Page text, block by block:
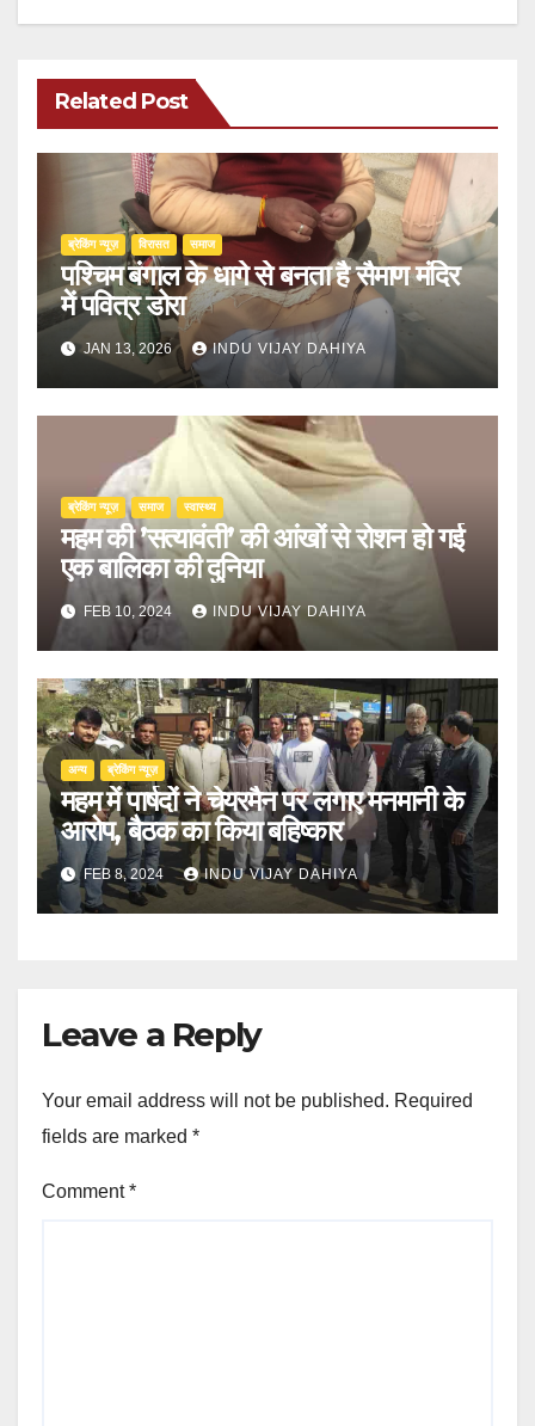
Related Post
ब्रेकिंग न्यूज़ ‍‍विरासत समाज
पश्चिम बंगाल के धागे से बनता है सैमाण मंदिर
में पवित्र डोरा
JAN 13, 2026 INDU VIJAY DAHIYA
ब्रेकिंग न्यूज़ समाज स्वास्थ्य
महम की ’सत्यावंती’ की आंखों से रोशन हो गई
एक बालिका की दुनिया
FEB 10, 2024 INDU VIJAY DAHIYA
अन्य ब्रेकिंग न्यूज़
महम में पार्षदों ने चेयरमैन पर लगाए मनमानी के
आरोप, बैठक का किया बहिष्कार
FEB 8, 2024 INDU VIJAY DAHIYA
Leave a Reply
Your email address will not be published. Required
fields are marked *
Comment*